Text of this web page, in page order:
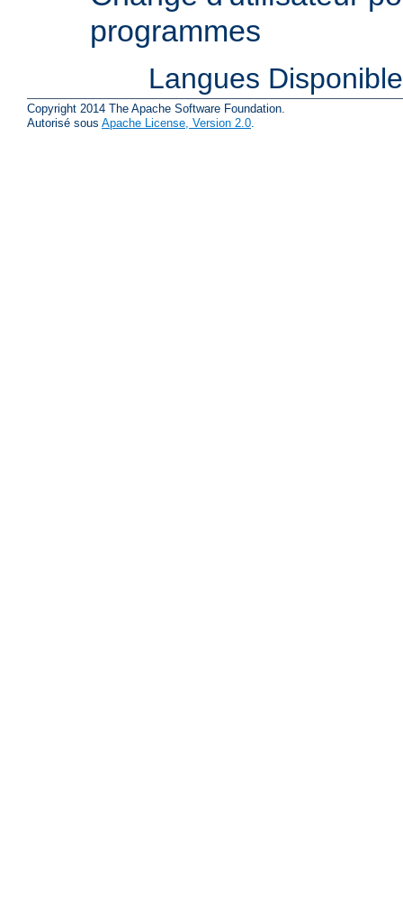
programmes
Langues
Copyright 2014 The Apache Software Foundation.
Autorisé sous Apache License, Version 2.0.